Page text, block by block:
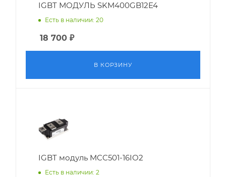
IGBT МОДУЛЬ SKM400GB12E4
Есть в наличии: 20
18 700 ₽
В КОРЗИНУ
IGBT модуль MCC501-16IO2
Есть в наличии: 2